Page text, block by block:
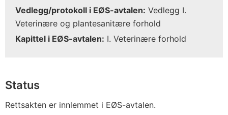
Vedlegg/protokoll i EØS-avtalen: Vedlegg I.
Veterinære og plantesanitære forhold
Kapittel i EØS-avtalen: I. Veterinære forhold
Status
Rettsakten er innlemmet i EØS-avtalen.